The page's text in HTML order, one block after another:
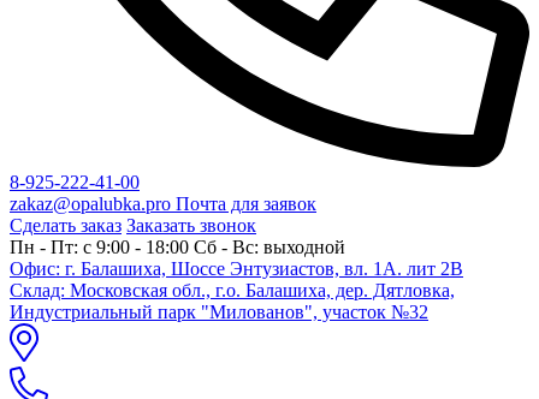
8-925-222-41-00
zakaz@opalubka.pro Почта для заявок
Сделать заказ Заказать звонок
Пн - Пт: c 9:00 - 18:00 Сб - Вс: выходной
Офис: г. Балашиха, Шоссе Энтузиастов, вл. 1А. лит 2В
Склад: Московская обл., г.о. Балашиха, дер. Дятловка,
Индустриальный парк "Милованов", участок №32